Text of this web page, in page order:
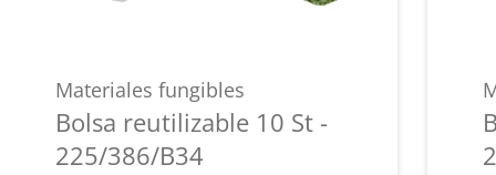
Materiales fungibles
Bolsa reutilizable 10 St -
225/386/B34